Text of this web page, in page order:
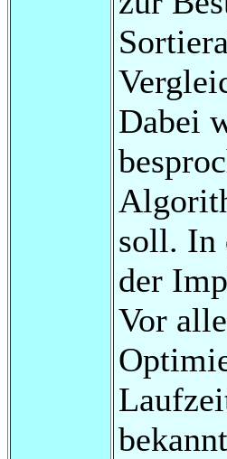
Dabei
soll. In
der
Vor